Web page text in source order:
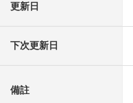
更新日
下次更新日
備註